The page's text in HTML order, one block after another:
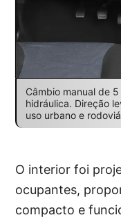
Câmbio manual de
hidráulica. Direção
uso urbano e
O interior foi
ocupantes,
compacto e